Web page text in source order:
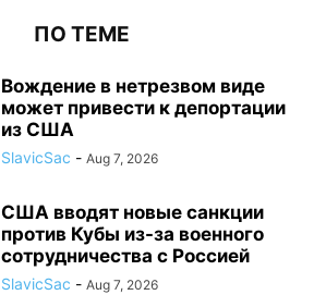
ПО ТЕМЕ
Вождение в нетрезвом виде
может привести к депортации
из США
SlavicSac - Aug 7, 2026
США вводят новые санкции
против Кубы из-за военного
сотрудничества с Россией
SlavicSac - Aug 7, 2026